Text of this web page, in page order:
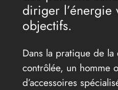
diriger l’énergie
objectifs.
Dans la pratique de la
contrôlée, un homme
d’accessoires